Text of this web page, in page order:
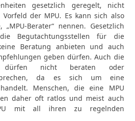
gesetzlich geregelt, nicht
der MPU. Es kann sich also
Berater“ nennen. Gesetzlich
Begutachtungsstellen für die
Beratung anbieten und auch
geben dürfen. Auch die
dürfen nicht beraten oder
da es sich um eine
Menschen, die eine MPU
daher oft ratlos und meist auch
mit all ihren zu regelnden